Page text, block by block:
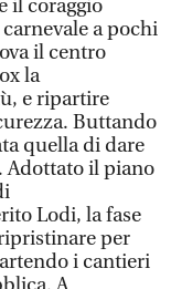
il coraggio
a pochi
il centro
la
e ripartire
Buttando
quella di dare
Adottato il piano
Lodi, la fase
per
i cantieri